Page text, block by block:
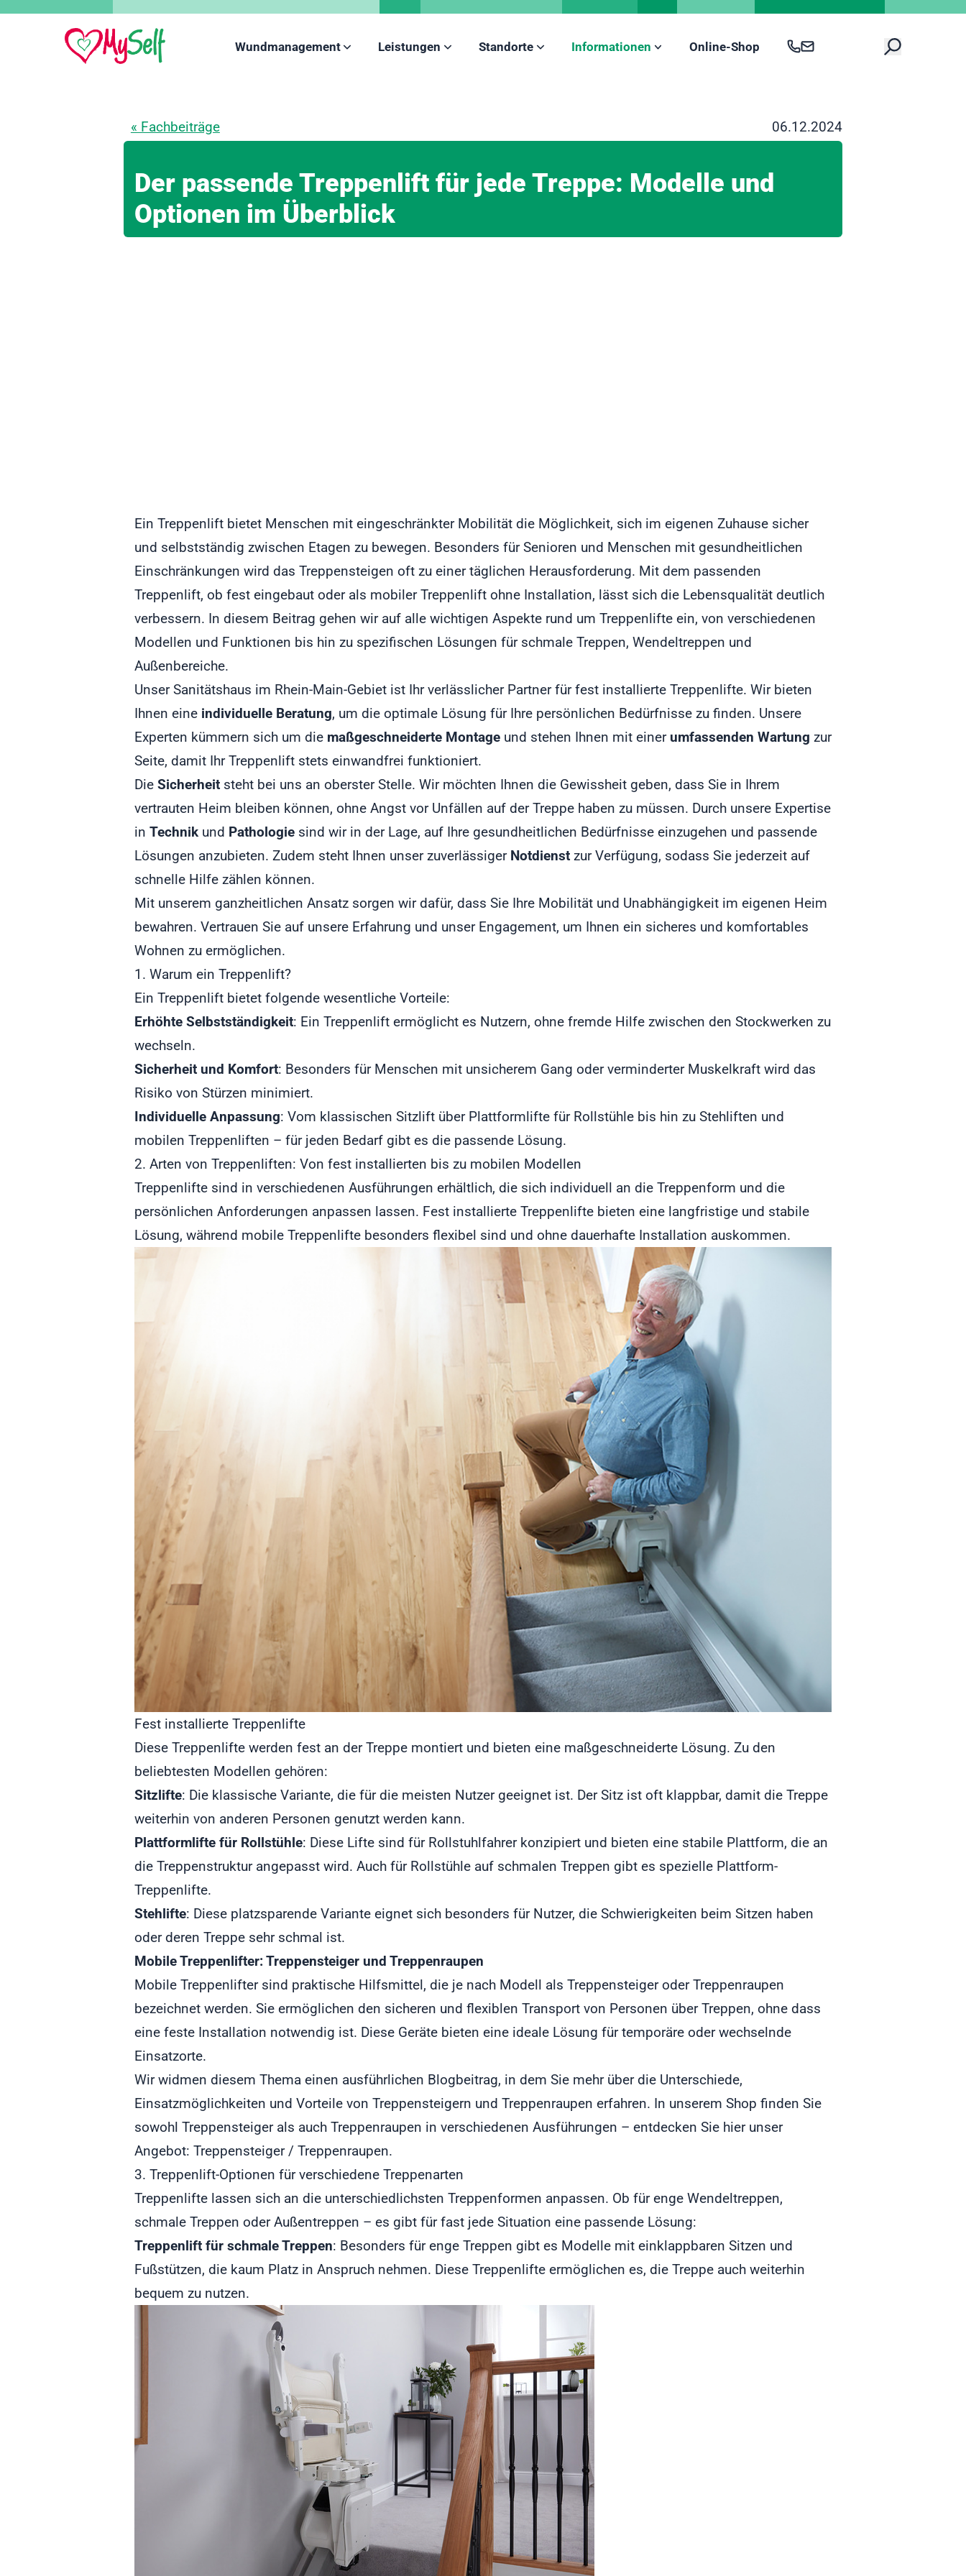
Wundmanagement Leistungen Standorte Informationen Online-Shop
« Fachbeiträge 06.12.2024
Der passende Treppenlift für jede Treppe: Modelle und
Optionen im Überblick
Ein Treppenlift bietet Menschen mit eingeschränkter Mobilität die Möglichkeit, sich im eigenen Zuhause sicher
und selbstständig zwischen Etagen zu bewegen. Besonders für Senioren und Menschen mit gesundheitlichen
Einschränkungen wird das Treppensteigen oft zu einer täglichen Herausforderung. Mit dem passenden
Treppenlift, ob fest eingebaut oder als mobiler Treppenlift ohne Installation, lässt sich die Lebensqualität deutlich
verbessern. In diesem Beitrag gehen wir auf alle wichtigen Aspekte rund um Treppenlifte ein, von verschiedenen
Modellen und Funktionen bis hin zu spezifischen Lösungen für schmale Treppen, Wendeltreppen und
Außenbereiche.
Unser Sanitätshaus im Rhein-Main-Gebiet ist Ihr verlässlicher Partner für fest installierte Treppenlifte. Wir bieten
Ihnen eine individuelle Beratung, um die optimale Lösung für Ihre persönlichen Bedürfnisse zu finden. Unsere
Experten kümmern sich um die maßgeschneiderte Montageund stehen Ihnen mit einer umfassenden Wartung zur
Seite, damit Ihr Treppenlift stets einwandfrei funktioniert.
Die Sicherheitsteht bei uns an oberster Stelle. Wir möchten Ihnen die Gewissheit geben, dass Sie in Ihrem
vertrauten Heim bleiben können, ohne Angst vor Unfällen auf der Treppe haben zu müssen. Durch unsere Expertise
in Technikund Pathologiesind wir in der Lage, auf Ihre gesundheitlichen Bedürfnisse einzugehen und passende
Lösungen anzubieten. Zudem steht Ihnen unser zuverlässiger Notdienstzur Verfügung, sodass Sie jederzeit auf
schnelle Hilfe zählen können.
Mit unserem ganzheitlichen Ansatz sorgen wir dafür, dass Sie Ihre Mobilität und Unabhängigkeit im eigenen Heim
bewahren. Vertrauen Sie auf unsere Erfahrung und unser Engagement, um Ihnen ein sicheres und komfortables
Wohnen zu ermöglichen.
1. Warum ein Treppenlift?
Ein Treppenlift bietet folgende wesentliche Vorteile:
Erhöhte Selbstständigkeit: Ein Treppenlift ermöglicht es Nutzern, ohne fremde Hilfe zwischen den Stockwerken zu
wechseln.
Sicherheit und Komfort: Besonders für Menschen mit unsicherem Gang oder verminderter Muskelkraft wird das
Risiko von Stürzen minimiert.
Individuelle Anpassung: Vom klassischen Sitzlift über Plattformlifte für Rollstühle bis hin zu Stehliften und
mobilen Treppenliften – für jeden Bedarf gibt es die passende Lösung.
2. Arten von Treppenliften: Von fest installierten bis zu mobilen Modellen
Treppenlifte sind in verschiedenen Ausführungen erhältlich, die sich individuell an die Treppenform und die
persönlichen Anforderungen anpassen lassen. Fest installierte Treppenlifte bieten eine langfristige und stabile
Lösung, während mobile Treppenlifte besonders flexibel sind und ohne dauerhafte Installation auskommen.
Fest installierte Treppenlifte
Diese Treppenlifte werden fest an der Treppe montiert und bieten eine maßgeschneiderte Lösung. Zu den
beliebtesten Modellen gehören:
Sitzlifte: Die klassische Variante, die für die meisten Nutzer geeignet ist. Der Sitz ist oft klappbar, damit die Treppe
weiterhin von anderen Personen genutzt werden kann.
Plattformlifte für Rollstühle: Diese Lifte sind für Rollstuhlfahrer konzipiert und bieten eine stabile Plattform, die an
die Treppenstruktur angepasst wird. Auch für Rollstühle auf schmalen Treppen gibt es spezielle Plattform-
Treppenlifte.
Stehlifte: Diese platzsparende Variante eignet sich besonders für Nutzer, die Schwierigkeiten beim Sitzen haben
oder deren Treppe sehr schmal ist.
Mobile Treppenlifter: Treppensteiger und Treppenraupen
Mobile Treppenlifter sind praktische Hilfsmittel, die je nach Modell als Treppensteiger oder Treppenraupen
bezeichnet werden. Sie ermöglichen den sicheren und flexiblen Transport von Personen über Treppen, ohne dass
eine feste Installation notwendig ist. Diese Geräte bieten eine ideale Lösung für temporäre oder wechselnde
Einsatzorte.
Wir widmen diesem Thema einen ausführlichen Blogbeitrag, in dem Sie mehr über die Unterschiede,
Einsatzmöglichkeiten und Vorteile von Treppensteigern und Treppenraupen erfahren. In unserem Shop finden Sie
sowohl Treppensteiger als auch Treppenraupen in verschiedenen Ausführungen – entdecken Sie hierunser
Angebot: Treppensteiger / Treppenraupen.
3. Treppenlift-Optionen für verschiedene Treppenarten
Treppenlifte lassen sich an die unterschiedlichsten Treppenformen anpassen. Ob für enge Wendeltreppen,
schmale Treppen oder Außentreppen – es gibt für fast jede Situation eine passende Lösung:
Treppenlift für schmale Treppen: Besonders für enge Treppen gibt es Modelle mit einklappbaren Sitzen und
Fußstützen, die kaum Platz in Anspruch nehmen. Diese Treppenlifte ermöglichen es, die Treppe auch weiterhin
bequem zu nutzen.